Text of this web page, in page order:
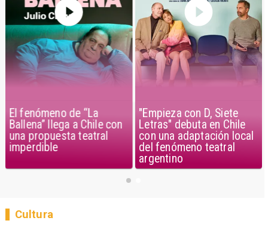
El fenómeno de “La
Ballena” llega a Chile con
una propuesta teatral
imperdible
"Empieza con D, Siete
Letras" debuta en Chile
con una adaptación local
del fenómeno teatral
argentino
Cultura